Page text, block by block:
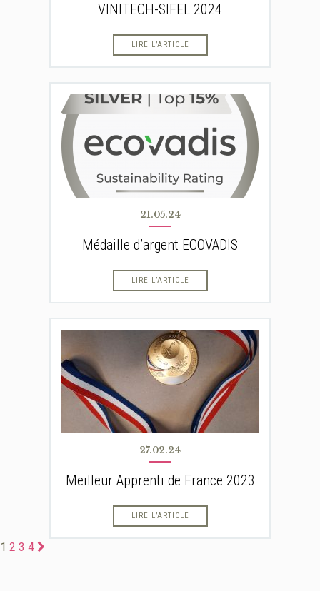
VINITECH-SIFEL 2024
LIRE L’ARTICLE
21.05.24
Médaille d’argent ECOVADIS
LIRE L’ARTICLE
27.02.24
Meilleur Apprenti de France 2023
LIRE L’ARTICLE
Navigation
Page
1 Page
2 Page
3 Page
4 Page